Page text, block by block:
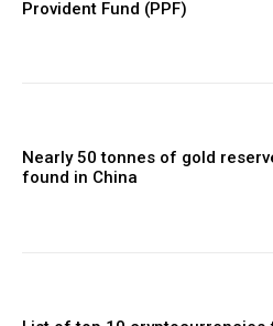
Provident Fund (PPF)
Nearly 50 tonnes of gold
found in China